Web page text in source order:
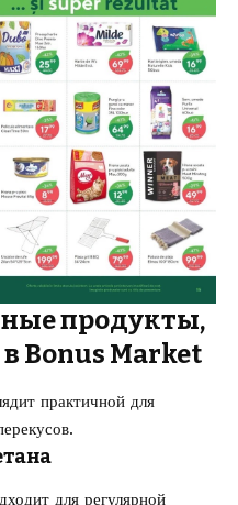
продукты,
Bonus Market
практичной для
для регулярной